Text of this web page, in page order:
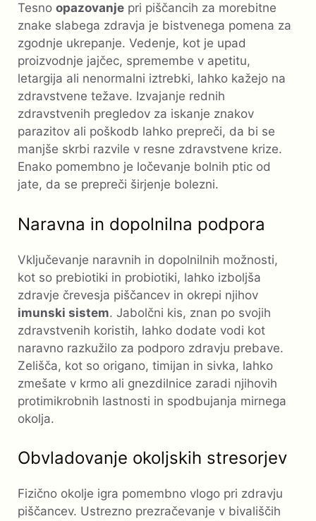
Tesno opazovanje pri piščancih za morebitne
znake slabega zdravja je bistvenega pomena za
zgodnje ukrepanje. Vedenje, kot je upad
proizvodnje jajčec, spremembe v apetitu,
letargija ali nenormalni iztrebki, lahko kažejo na
zdravstvene težave. Izvajanje rednih
zdravstvenih pregledov za iskanje znakov
parazitov ali poškodb lahko prepreči, da bi se
manjše skrbi razvile v resne zdravstvene krize.
Enako pomembno je ločevanje bolnih ptic od
jate, da se prepreči širjenje bolezni.
Naravna in dopolnilna podpora
Vključevanje naravnih in dopolnilnih možnosti,
kot so prebiotiki in probiotiki, lahko izboljša
zdravje črevesja piščancev in okrepi njihov
imunski sistem. Jabolčni kis, znan po svojih
zdravstvenih koristih, lahko dodate vodi kot
naravno razkužilo za podporo zdravju prebave.
Zelišča, kot so origano, timijan in sivka, lahko
zmešate v krmo ali gnezdilnice zaradi njihovih
protimikrobnih lastnosti in spodbujanja mirnega
okolja.
Obvladovanje okoljskih stresorjev
Fizično okolje igra pomembno vlogo pri zdravju
piščancev. Ustrezno prezračevanje v bivališčih